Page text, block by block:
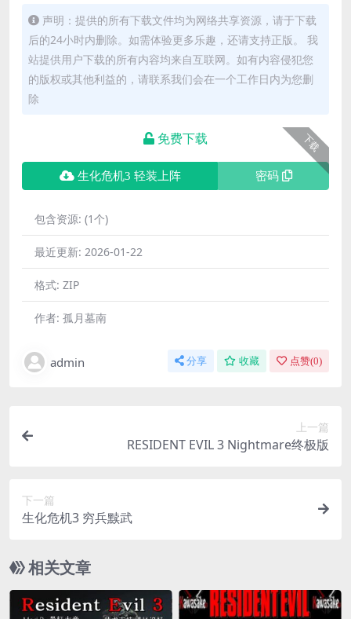
声明：提供的所有下载文件均为网络共享资源，请于下载
后的24小时内删除。如需体验更多乐趣，还请支持正版。 我
站提供用户下载的所有内容均来自互联网。如有内容侵犯您
的版权或其他利益的，请联系我们会在一个工作日内为您删
除
下载
免费下载
生化危机3 轻装上阵 密码
包含资源: (1个)
最近更新: 2026-01-22
格式: ZIP
作者: 孤月墓南
admin 分享 收藏 点赞(0)
上一篇
RESIDENT EVIL 3 Nightmare终极版
下一篇
生化危机3 穷兵黩武
相关文章